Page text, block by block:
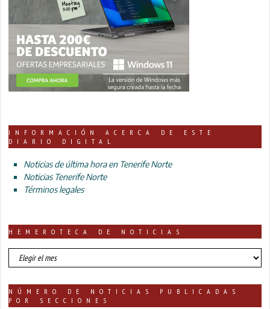
INFORMACIÓN ACERCA DE ESTE
DIARIO DIGITAL
Noticias de última hora en Tenerife Norte
Noticias Tenerife Norte
Términos legales
HEMEROTECA DE NOTICIAS
HEMEROTECA
DE
NÚMERO DE NOTICIAS PUBLICADAS
POR SECCIONES